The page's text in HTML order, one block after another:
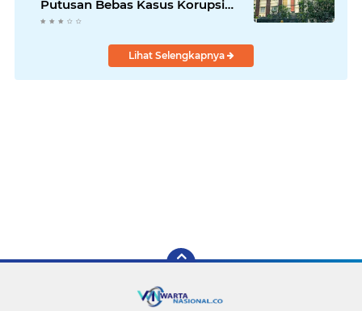
Putusan Bebas Kasus Korupsi
Wastafel
Lihat Selengkapnya